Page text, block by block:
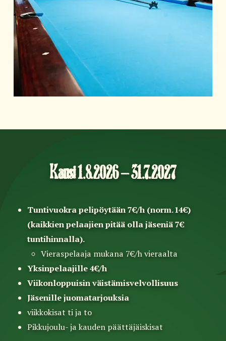
Kausi 1.8.2026 – 31.7.2027
Tuntivuokra pelipöytään 7€/h (norm.14€)
(kaikkien pelaajien pitää olla jäseniä 7€
tuntihinnalla).
Vieraspelaaja mukana 7€/h vieraalta
Yksinpelaajille 4€/h
Viikonloppuisin väistämisvelvollisuus
Jäsenille juomatarjouksia
viikkokisat ti ja to
Pikkujoulu- ja kauden päättäjäiskisat